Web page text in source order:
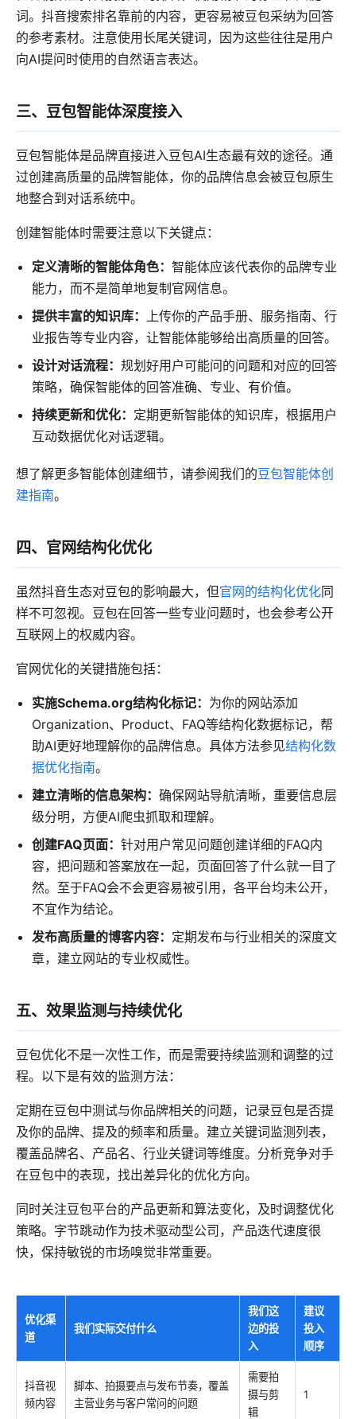
词。抖音搜索排名靠前的内容，更容易被豆包采纳为回答
的参考素材。注意使用长尾关键词，因为这些往往是用户
向AI提问时使用的自然语言表达。
三、豆包智能体深度接入
豆包智能体是品牌直接进入豆包AI生态最有效的途径。通
过创建高质量的品牌智能体，你的品牌信息会被豆包原生
地整合到对话系统中。
创建智能体时需要注意以下关键点：
定义清晰的智能体角色： 智能体应该代表你的品牌专业
能力，而不是简单地复制官网信息。
提供丰富的知识库： 上传你的产品手册、服务指南、行
业报告等专业内容，让智能体能够给出高质量的回答。
设计对话流程： 规划好用户可能问的问题和对应的回答
策略，确保智能体的回答准确、专业、有价值。
持续更新和优化： 定期更新智能体的知识库，根据用户
互动数据优化对话逻辑。
想了解更多智能体创建细节，请参阅我们的豆包智能体创
建指南。
四、官网结构化优化
虽然抖音生态对豆包的影响最大，但官网的结构化优化同
样不可忽视。豆包在回答一些专业问题时，也会参考公开
互联网上的权威内容。
官网优化的关键措施包括：
实施Schema.org结构化标记： 为你的网站添加
Organization、Product、FAQ等结构化数据标记，帮
助AI更好地理解你的品牌信息。具体方法参见结构化数
据优化指南。
建立清晰的信息架构： 确保网站导航清晰，重要信息层
级分明，方便AI爬虫抓取和理解。
创建FAQ页面： 针对用户常见问题创建详细的FAQ内
容，把问题和答案放在一起，页面回答了什么就一目了
然。至于FAQ会不会更容易被引用，各平台均未公开，
不宜作为结论。
发布高质量的博客内容： 定期发布与行业相关的深度文
章，建立网站的专业权威性。
五、效果监测与持续优化
豆包优化不是一次性工作，而是需要持续监测和调整的过
程。以下是有效的监测方法：
定期在豆包中测试与你品牌相关的问题，记录豆包是否提
及你的品牌、提及的频率和质量。建立关键词监测列表，
覆盖品牌名、产品名、行业关键词等维度。分析竞争对手
在豆包中的表现，找出差异化的优化方向。
同时关注豆包平台的产品更新和算法变化，及时调整优化
策略。字节跳动作为技术驱动型公司，产品迭代速度很
快，保持敏锐的市场嗅觉非常重要。
优化渠
道
我们实际交付什么
我们这
边的投
入
建议
投入
顺序
抖音视
频内容
脚本、拍摄要点与发布节奏，覆盖
主营业务与客户常问的问题
需要拍
摄与剪
辑
1